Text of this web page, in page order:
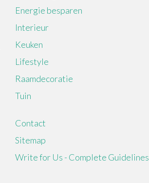
Energie besparen
Interieur
Keuken
Lifestyle
Raamdecoratie
Tuin
Contact
Sitemap
Write for Us - Complete Guidelines